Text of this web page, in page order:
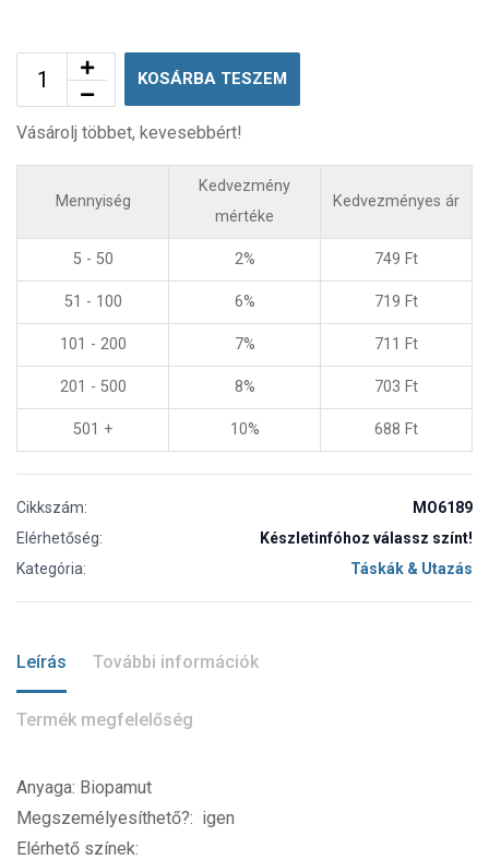
KOSÁRBA TESZEM
Vásárolj többet, kevesebbért!
Mennyiség
Kedvezmény
mértéke
Kedvezményes ár
5 - 50 2% 749 Ft
51 - 100 6% 719 Ft
101 - 200 7% 711 Ft
201 - 500 8% 703 Ft
501 + 10% 688 Ft
Cikkszám:
MO6189
Elérhetőség:
Készletinfóhoz válassz színt!
Kategória:
Táskák & Utazás
Leírás További információk
Termék megfelelőség
Anyaga: Biopamut
Megszemélyesíthető?: igen
Elérhető színek: